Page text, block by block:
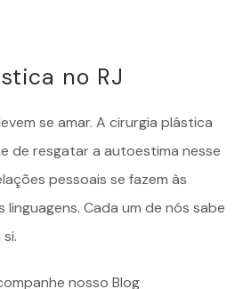
no RJ
se amar. A cirurgia plástica
de resgatar a autoestima nesse
pessoais se fazem às
Cada um de nós sabe
nosso Blog